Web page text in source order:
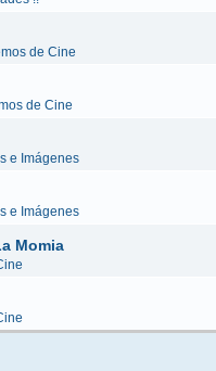
de Cine
de Cine
e Imágenes
e Imágenes
Momia